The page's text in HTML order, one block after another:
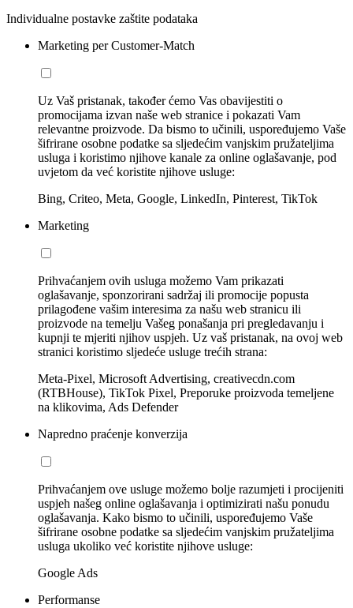
Individualne postavke zaštite podataka
Marketing per Customer-Match
Uz Vaš pristanak, također ćemo Vas obavijestiti o
promocijama izvan naše web stranice i pokazati Vam
relevantne proizvode. Da bismo to učinili, uspoređujemo Vaše
šifrirane osobne podatke sa sljedećim vanjskim pružateljima
usluga i koristimo njihove kanale za online oglašavanje, pod
uvjetom da već koristite njihove usluge:
Bing, Criteo, Meta, Google, LinkedIn, Pinterest, TikTok
Marketing
Prihvaćanjem ovih usluga možemo Vam prikazati
oglašavanje, sponzorirani sadržaj ili promocije popusta
prilagođene vašim interesima za našu web stranicu ili
proizvode na temelju Vašeg ponašanja pri pregledavanju i
kupnji te mjeriti njihov uspjeh. Uz vaš pristanak, na ovoj web
stranici koristimo sljedeće usluge trećih strana:
Meta-Pixel, Microsoft Advertising, creativecdn.com
(RTBHouse), TikTok Pixel, Preporuke proizvoda temeljene
na klikovima, Ads Defender
Napredno praćenje konverzija
Prihvaćanjem ove usluge možemo bolje razumjeti i procijeniti
uspjeh našeg online oglašavanja i optimizirati našu ponudu
oglašavanja. Kako bismo to učinili, uspoređujemo Vaše
šifrirane osobne podatke sa sljedećim vanjskim pružateljima
usluga ukoliko već koristite njihove usluge:
Google Ads
Performanse